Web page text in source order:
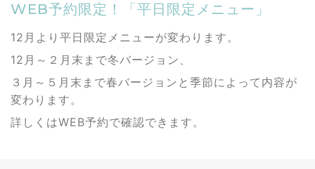
WEB予約限定！「平日限定メニュー」
12月より平日限定メニューが変わります。
12月～２月末まで冬バージョン、
３月～５月末まで春バージョンと季節によって内容が
変わります。
詳しくはWEB予約で確認できます。